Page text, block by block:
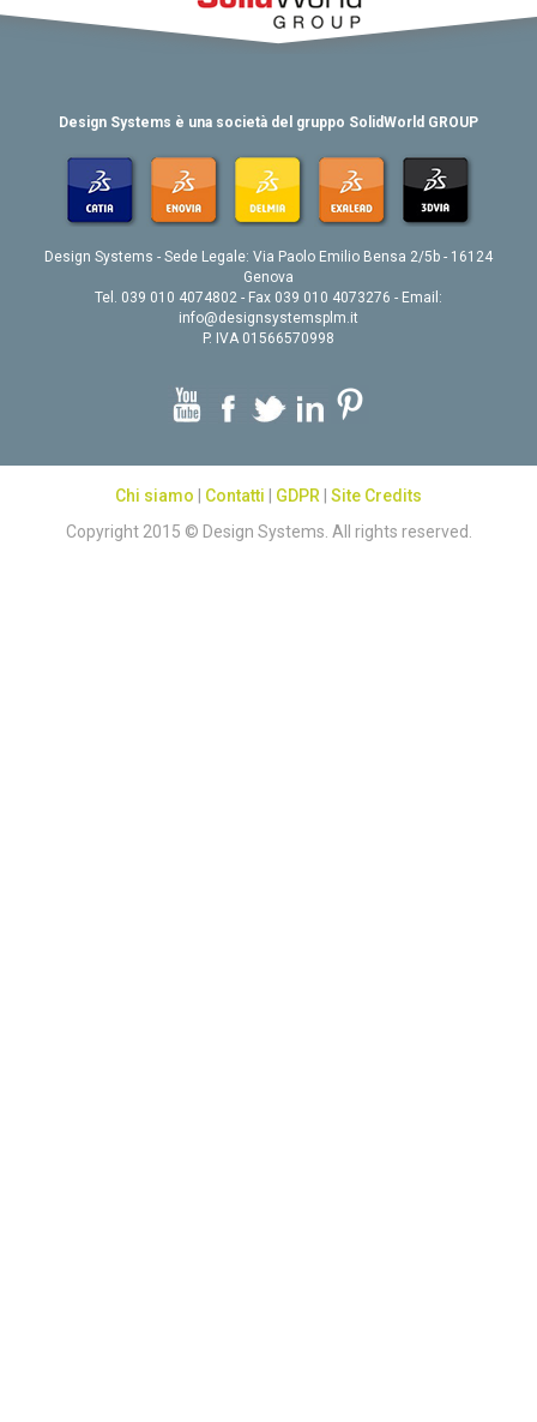
Design Systems è una società del gruppo SolidWorld GROUP
Design Systems - Sede Legale: Via Paolo Emilio Bensa 2/5b - 16124
Genova
Tel. 039 010 4074802 - Fax 039 010 4073276 - Email:
info@designsystemsplm.it
P. IVA 01566570998
Chi siamo Contatti GDPR
Site Credits
Copyright 2015 © Design Systems. All rights reserved.